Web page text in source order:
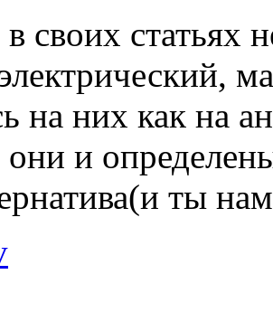
своих статьях
на них как на
и
ты